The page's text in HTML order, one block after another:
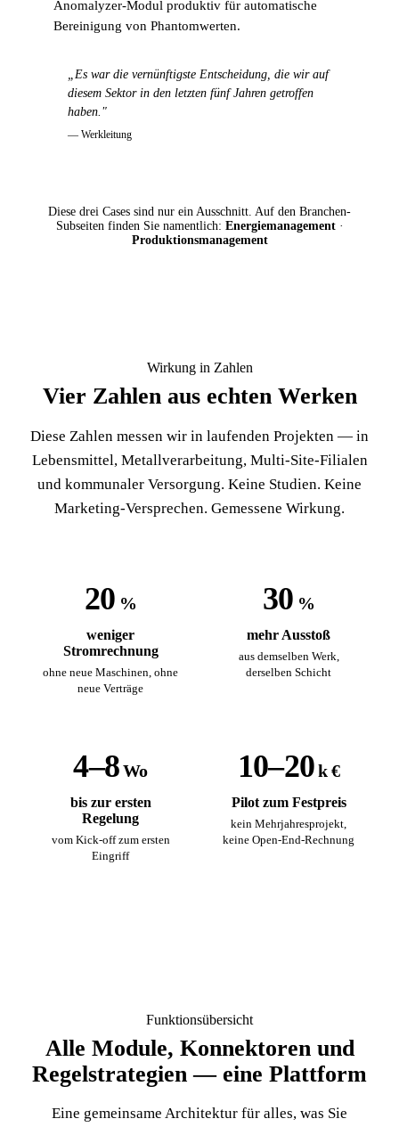
Anomalyzer-Modul produktiv für automatische
Bereinigung von Phantomwerten.
„Es war die vernünftigste Entscheidung, die wir auf
diesem Sektor in den letzten fünf Jahren getroffen
haben."
— Werkleitung
Diese drei Cases sind nur ein Ausschnitt. Auf den Branchen-
Subseiten finden Sie namentlich: Energiemanagement·
Produktionsmanagement
Wirkung in Zahlen
Vier Zahlen aus echten Werken
Diese Zahlen messen wir in laufenden Projekten — in
Lebensmittel, Metallverarbeitung, Multi-Site-Filialen
und kommunaler Versorgung. Keine Studien. Keine
Marketing-Versprechen. Gemessene Wirkung.
20 %
weniger
Stromrechnung
ohne neue Maschinen, ohne
neue Verträge
30 %
mehr Ausstoß
aus demselben Werk,
derselben Schicht
4–8Wo
bis zur ersten
Regelung
vom Kick-off zum ersten
Eingriff
10–20k €
Pilot zum Festpreis
kein Mehrjahresprojekt,
keine Open-End-Rechnung
Funktionsübersicht
Alle Module, Konnektoren und
Regelstrategien — eine Plattform
Eine gemeinsame Architektur für alles, was Sie